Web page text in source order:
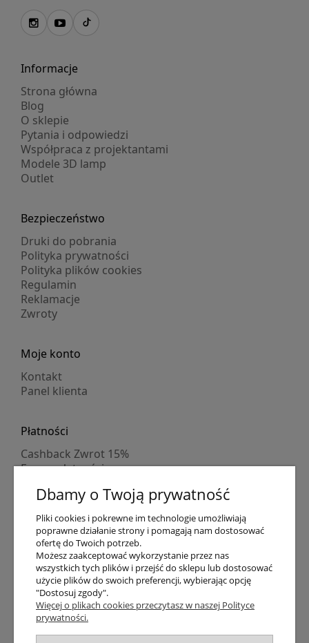
Informacje
Strona główna
Blog
O sklepie
Pytania i odpowiedzi
Współpraca z projektantami
Modele 3D lamp
Outlet
Bezpieczeństwo
Druki do pobrania
Polityka prywatności
Polityka plików cookies
Regulamin
Reklamacje
Zwroty
Moje konto
Kontakt
Panel klienta
Płatności
Cashback Zwrot 15%
Formy płatności
Numer konta
PayPo kupujesz, nie płacisz
Progi rabatowe
Promocje
Dostawa
Czas wysyłki
Dostawa
Śledzenie przesyłki GLS
Dbamy o Twoją prywatność
Pliki cookies i pokrewne im technologie umożliwiają
poprawne działanie strony i pomagają nam dostosować
ofertę do Twoich potrzeb.
Możesz zaakceptować wykorzystanie przez nas
wszystkich tych plików i przejść do sklepu lub dostosować
użycie plików do swoich preferencji, wybierając opcję
"Dostosuj zgody".
Więcej o plikach cookies przeczytasz w naszej Polityce
prywatności.